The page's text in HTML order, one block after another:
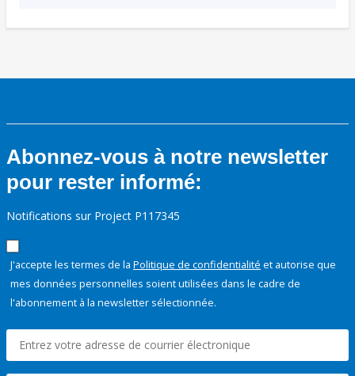
Abonnez-vous à notre newsletter
pour rester informé:
Notifications sur Project P117345
J'accepte les termes de la Politique de confidentialité et autorise que
mes données personnelles soient utilisées dans le cadre de
l'abonnement à la newsletter sélectionnée.